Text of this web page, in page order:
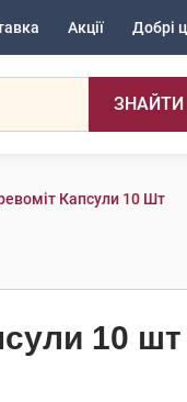
Акції Добрі
ЗНАЙТИ
Капсули 10 Шт
10 шт